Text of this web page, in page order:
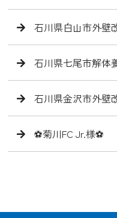
石川県白山市外壁
石川県七尾市解体
石川県金沢市外壁
⚽️菊川FC Jr.様⚽️